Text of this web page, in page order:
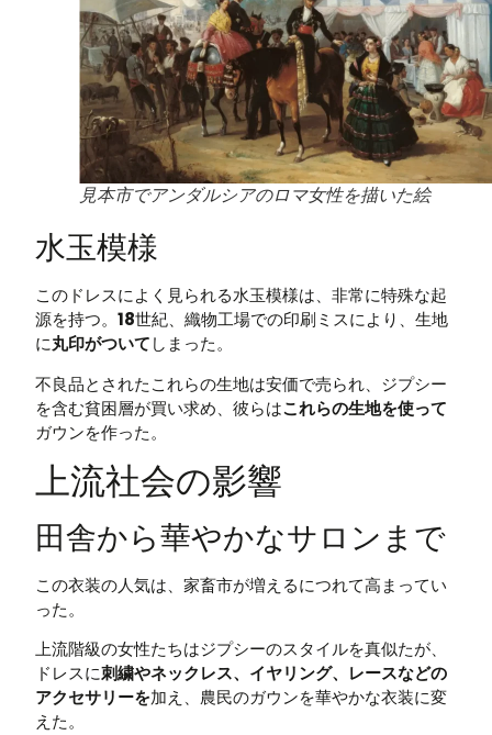
見本市でアンダルシアのロマ女性を描いた絵
水玉模様
このドレスによく見られる水玉模様は、非常に特殊な起
源を持つ。 18世紀、織物工場での印刷ミスにより、生地
に丸印がついてしまった。
不良品とされたこれらの生地は安価で売られ、ジプシー
を含む貧困層が買い求め、彼らはこれらの生地を使って
ガウンを作った。
上流社会の影響
田舎から華やかなサロンまで
この衣装の人気は、家畜市が増えるにつれて高まってい
った。
上流階級の女性たちはジプシーのスタイルを真似たが、
ドレスに刺繍やネックレス、イヤリング、レースなどの
アクセサリーを加え、農民のガウンを華やかな衣装に変
えた。